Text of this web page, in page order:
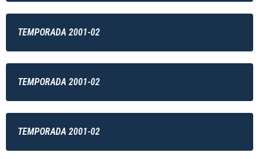
TEMPORADA 2001-02
TEMPORADA 2001-02
TEMPORADA 2001-02